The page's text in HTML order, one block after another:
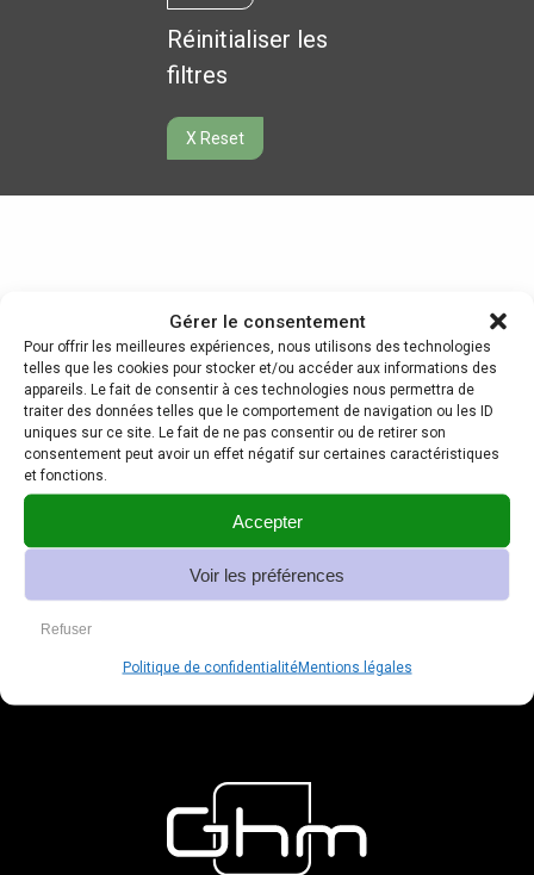
Gérer le consentement
Pour offrir les meilleures expériences, nous utilisons des technologies
telles que les cookies pour stocker et/ou accéder aux informations des
appareils. Le fait de consentir à ces technologies nous permettra de
traiter des données telles que le comportement de navigation ou les ID
uniques sur ce site. Le fait de ne pas consentir ou de retirer son
consentement peut avoir un effet négatif sur certaines caractéristiques
et fonctions.
Accepter
Refuser
Voir les préférences
Politique de confidentialitéMentions légales
Réinitialiser les
filtres
X Reset
Axel Flore Lilas Mateo
Opteo
Pixel
(borne
éclairante)
Pixel
(colonne
éclairante)
Rochelongue